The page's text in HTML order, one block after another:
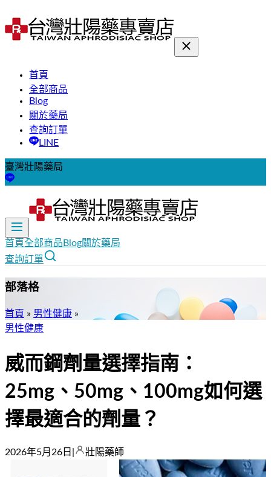
首頁
全部商品
Blog
關於藥局
查詢訂單
LINE
臺灣壯陽藥局
首頁全部商品 Blog關於藥局
查詢訂單
部落格
首頁 » 男性健康 »
男性健康
威而鋼劑量選擇指南：
25mg、50mg、100mg如何選
擇最適合的劑量？
2026年5月26日 壯陽藥師